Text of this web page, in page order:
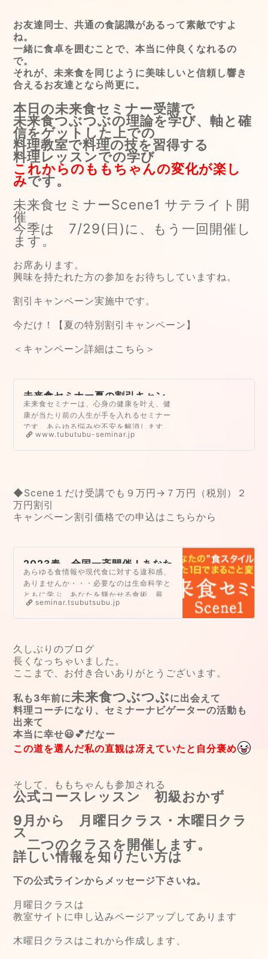
お友達同士、共通の食認識があるって素敵ですよ
ね。
一緒に食卓を囲むことで、本当に仲良くなれるの
で。
それが、未来食を同じように美味しいと信頼し響き
合えるお友達となら尚更に。
本日の未来食セミナー受講で
未来食つぶつぶの理論を学び、軸と確
信をゲットした上での
料理教室で料理の技を習得する
料理レッスンでの学び
これからのももちゃんの変化が楽し
みです。
未来食セミナーScene1 サテライト開
催
今季は 7/29(日)に、もう一回開催し
ます。
お席あります。
興味を持たれた方の参加をお待ちしていますね。
割引キャンペーン実施中です。
今だけ！【夏の特別割引キャンペーン】
＜キャンペーン詳細はこちら＞
未来食セミナー夏の割引キャン
ペーン2023 | 未来食セミナー公
式サイト｜いのちを守る食術で
健康の悩みや不安を丸ごと解消
する
未来食セミナーは、心身の健康を叶え、健
康が当たり前の人生が手を入れるセミナー
です。あらゆる悩みや不安を解消します。
体質と諦めていた肩こり、冷え性、便秘、
生理痛などの体質が改善します。体が整う
している、単なる講義でも料理教室でもな
い新しいタイプ…
www.tubutubu-seminar.jp
◆Scene１だけ受講でも９万円→７万円（税別）２
万円割引
キャンペーン割引価格での申込はこちらから
2023春、全国一斉開催！あなた
の体と心の潜在力を１２０％発
揮する「食」と「暮らし」の指
針を手に入れる●未来食セミナ
ーScene1●
あらゆる食情報や現代食に対する違和感、
ありませんか・・・必要なのは生命科学と
ともに学ぶ、あなたを輝かせる食術。最
短、最速、おいしい！カラダ本来の健康土
台とブレない自分軸を取り戻すセミナー、
性をひらき、健康を叶える食の土台を構築
する設計図で食を変えていく方法がわかり
ます。未来食セミナー…
seminar.tsubutsubu.jp
久しぶりのブログ
長くなっちゃいました。
ここまで、お付き合いありがとうございます。
私も3年前に未来食つぶつぶに出会えて
料理コーチになり、セミナーナビゲーターの活動も
出来て
本当に幸せ😃💕だなー
この道を選んだ私の直観は冴えていたと自分褒め
そして、ももちゃんも参加される
公式コースレッスン 初級おかず
9月から 月曜日クラス・木曜日クラ
ス
二つのクラスを開催します。
詳しい情報を知りたい方は
下の公式ラインからメッセージ下さいね。
月曜日クラスは
教室サイトに申し込みページアップしてあります
木曜日クラスはこれから作成します、